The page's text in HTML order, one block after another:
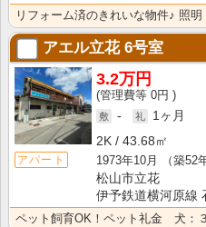
アエル立花6号室
アパート
3.2万円
0円
-
1ヶ月
2K
43.68㎡
1973年10月
（築52
松山市立花
伊予鉄道横河原線